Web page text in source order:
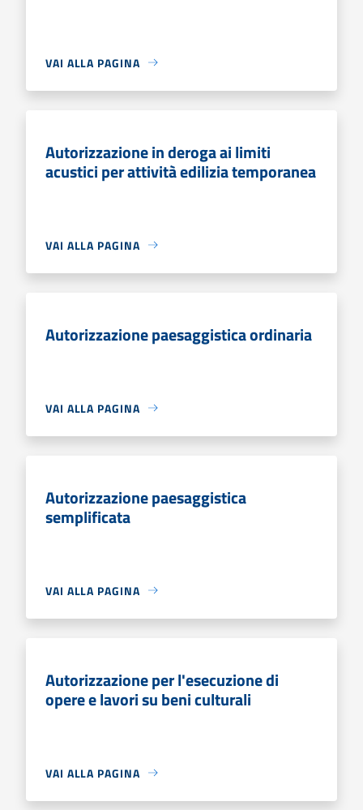
VAI ALLA PAGINA
Autorizzazione in deroga ai limiti
acustici per attività edilizia temporanea
VAI ALLA PAGINA
Autorizzazione paesaggistica ordinaria
VAI ALLA PAGINA
Autorizzazione paesaggistica
semplificata
VAI ALLA PAGINA
Autorizzazione per l'esecuzione di
opere e lavori su beni culturali
VAI ALLA PAGINA